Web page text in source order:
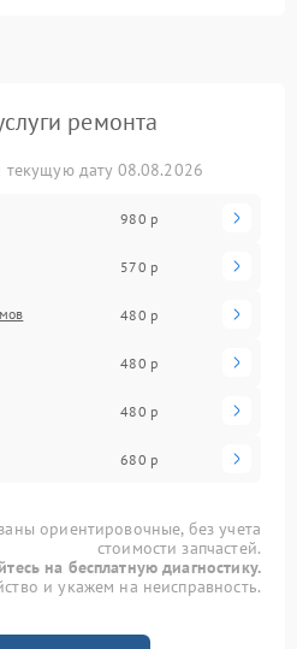
ремонта
дату 08.08.2026
980 р
570 р
480 р
480 р
480 р
680 р
ориентировочные, без учета
стоимости запчастей.
на бесплатную диагностику.
и укажем на неисправность.